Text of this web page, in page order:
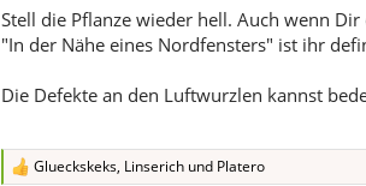
Stell die Pflanze wieder hell. Auch wenn
"In der Nähe eines Nordfensters" ist ihr
Die Defekte an den Luftwurzlen kannst
R
Glueckskeks, Linserichund Platero